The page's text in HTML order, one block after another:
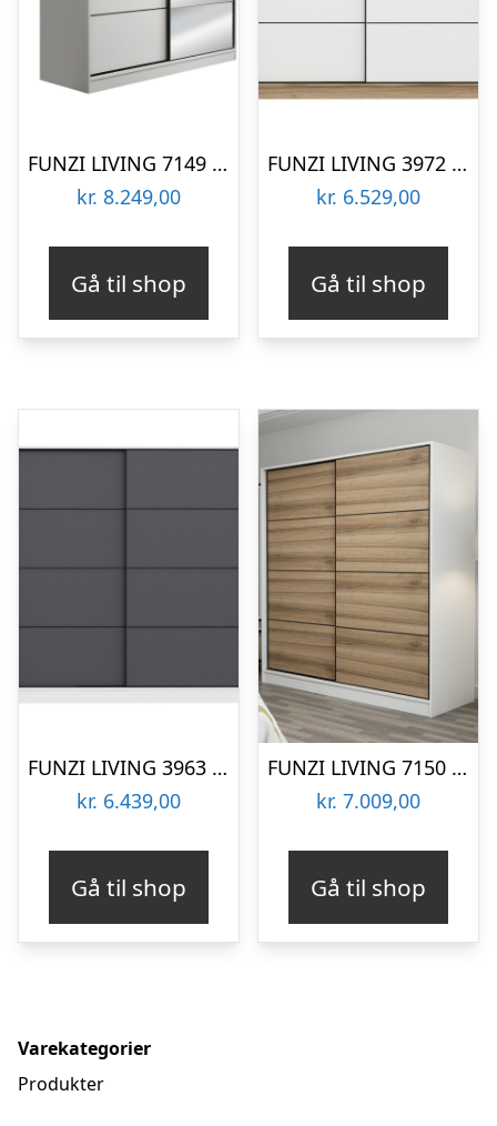
FUNZI LIVING 7149 garderobeskab, spejl, 2 skydelåger, 2 bøjlestænger, 2 skuffer – hvid melamin
kr. 8.249,00
Gå til shop
FUNZI LIVING 3972 garderobeskab, 2 skydelåger, 2 bøjlestænger, 2 skuffer – natur/hvid melamin
kr. 6.529,00
Gå til shop
FUNZI LIVING 3963 garderobeskab, 2 skydelåger, 2 bøjlestænger, 2 skuffer – hvid/antracitgrå melamin
kr. 6.439,00
Gå til shop
FUNZI LIVING 7150 garderobeskab, 2 skydelåger, 2 bøjlestænger, 2 skuffer – hvid melamin
kr. 7.009,00
Gå til shop
Varekategorier
Produkter